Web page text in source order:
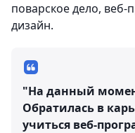
поварское дело,
дизайн.
"На данный
Обратилась в
учиться веб-